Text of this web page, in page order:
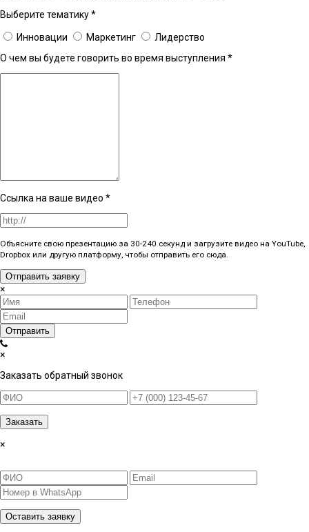
Выберите тематику*
Инновации Маркетинг
Лидерство
О чем вы будете говорить во время выступления *
Ссылка на ваше видео *
Объясните свою презентацию за 30-240 секунд и загрузите видео на YouTube,
Dropbox или другую платформу, чтобы отправить его сюда.
Отправить заявку
×
Отправить
×
Заказать обратный звонок
Заказать
×
Оставить заявку